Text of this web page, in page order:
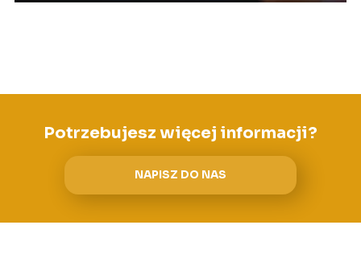
Potrzebujesz więcej informacji?
NAPISZ DO NAS